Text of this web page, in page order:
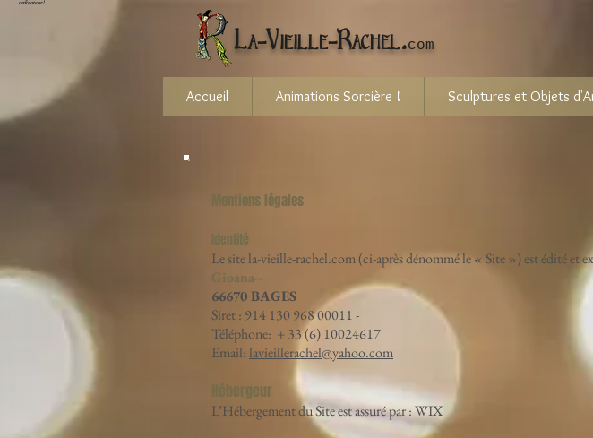
La-Vieille-Rachel.com
Accueil Animations Sorcière ! Sculptures et Objets
Mentions légales
Identité
Le site la-vieille-rachel.com (ci-après dénommé le « Site ») est édité
Gioana--
66670 BAGES
Siret : 914 130 968 00011 -
Téléphone: + 33 (6) 10024617
Email:lavieillerachel@yahoo.com
Hébergeur
L’Hébergement du Site est assuré par : WIX
ordinateur !